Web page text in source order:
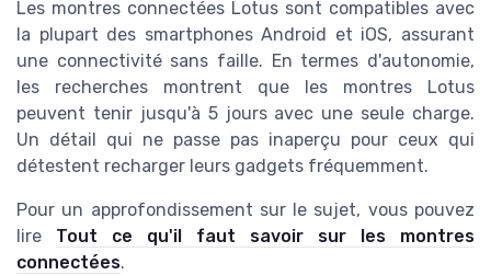
Les montres connectées Lotus sont compatibles avec
la plupart des smartphones Android et iOS, assurant
une connectivité sans faille. En termes d'autonomie,
les recherches montrent que les montres Lotus
peuvent tenir jusqu'à 5 jours avec une seule charge.
Un détail qui ne passe pas inaperçu pour ceux qui
détestent recharger leurs gadgets fréquemment.
Pour un approfondissement sur le sujet, vous pouvez
lire Tout ce qu'il faut savoir sur les montres
connectées.